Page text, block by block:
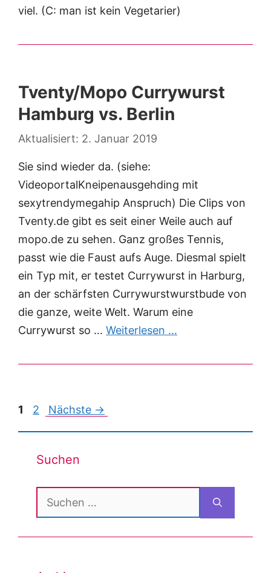
viel. (C: man ist kein Vegetarier)
Tventy/Mopo Currywurst
Hamburg vs. Berlin
2. Januar 2019
Sie sind wieder da. (siehe:
VideoportalKneipenausgehding mit
sexytrendymegahip Anspruch) Die Clips von
Tventy.de gibt es seit einer Weile auch auf
mopo.de zu sehen. Ganz großes Tennis,
passt wie die Faust aufs Auge. Diesmal spielt
ein Typ mit, er testet Currywurst in Harburg,
an der schärfsten Currywurstwurstbude von
die ganze, weite Welt. Warum eine
Currywurst so … Weiterlesen …
Post
1 2 Nächste →
Suchen
Suchen
nach: